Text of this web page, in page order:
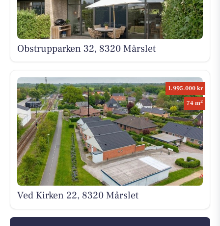
Obstrupparken 32, 8320 Mårslet
1.995.000 kr
74 m2
Ved Kirken 22, 8320 Mårslet